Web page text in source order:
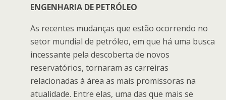
ENGENHARIA DE PETRÓLEO
As recentes mudanças que estão ocorrendo no
setor mundial de petróleo, em que há uma busca
incessante pela descoberta de novos
reservatórios, tornaram as carreiras
relacionadas à área as mais promissoras na
atualidade. Entre elas, uma das que mais se